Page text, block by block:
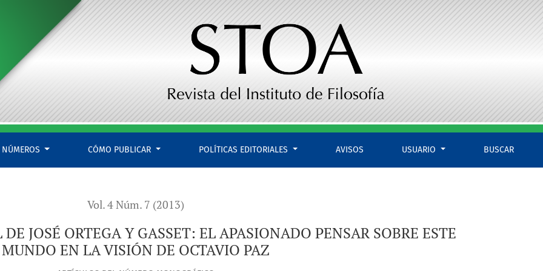
PENSAR SOBRE ESTE MUNDO EN LA VISIÓN DE OCTAVIO PAZ
NÚMEROS CÓMO PUBLICAR POLÍTICAS EDITORIALES AVISOS USUARIO BUSCAR
Vol. 4 Núm. 7 (2013)
JOSÉ ORTEGA Y GASSET: EL APASIONADO PENSAR SOBRE ESTE
MUNDO EN LA VISIÓN DE OCTAVIO PAZ